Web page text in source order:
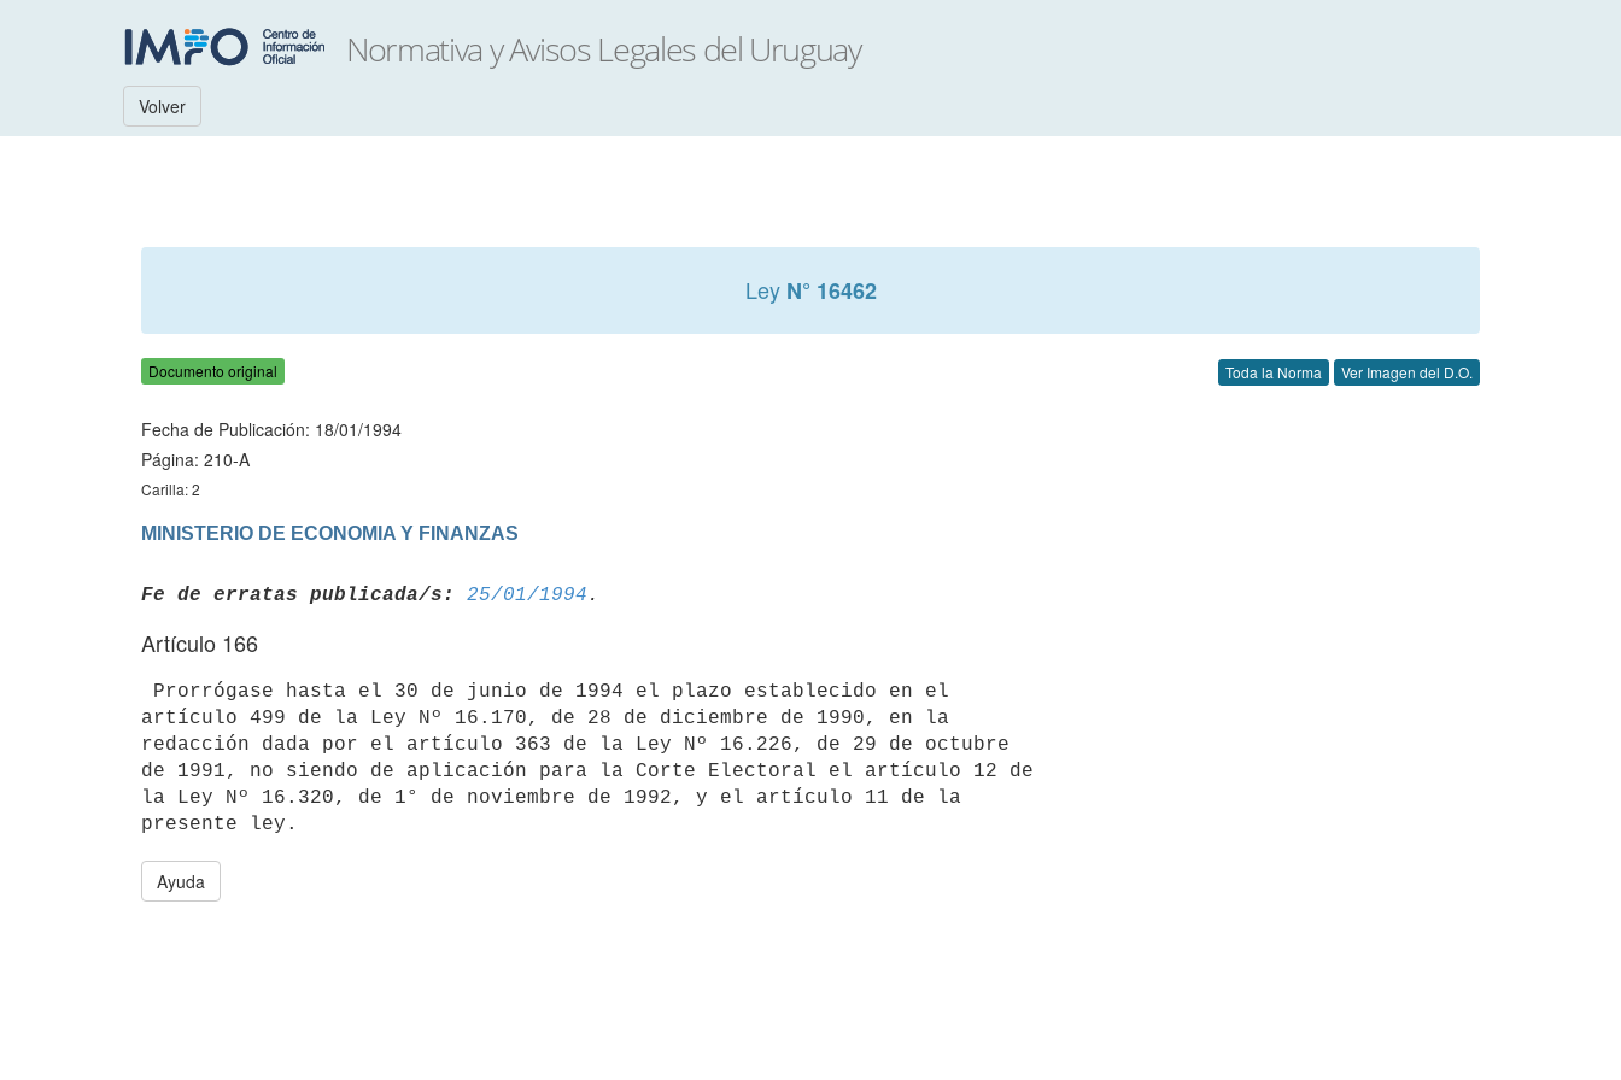
Volver
Ley N° 16462
Documento original Toda la Norma Ver Imagen del D.O.
Fecha de Publicación: 18/01/1994
Página: 210-A
Carilla: 2
MINISTERIO DE ECONOMIA Y FINANZAS
Fe de erratas publicada/s: 25/01/1994
Artículo 166
artículo 499 de la Ley Nº 16.170, de 28 de diciembre de 1990, en la
redacción dada por el artículo 363 de la Ley Nº 16.226, de 29 de octubre
de 1991, no siendo de aplicación para la Corte Electoral el artículo 12 de
la Ley Nº 16.320, de 1° de noviembre de 1992, y el artículo 11 de la
Ayuda